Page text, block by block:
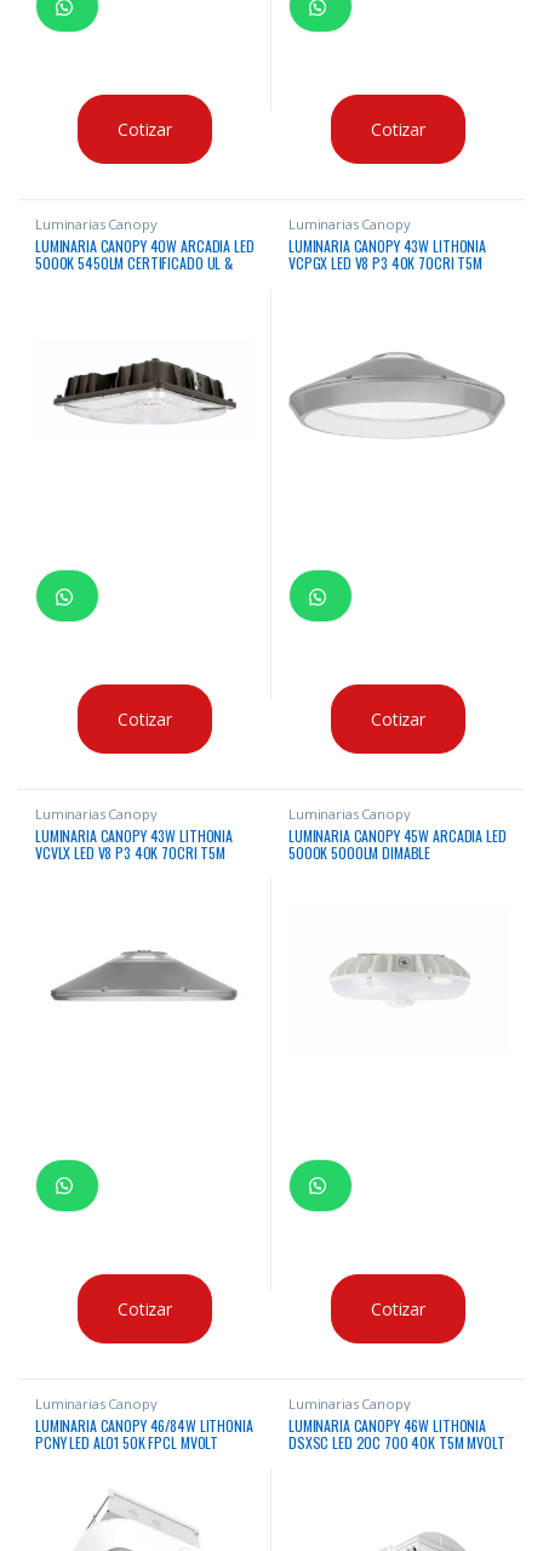
Cotizar Cotizar
Luminarias Canopy
LUMINARIA CANOPY 40W ARCADIA LED
5000K 5450LM CERTIFICADO UL &
Cotizar
Luminarias Canopy
LUMINARIA CANOPY 43W LITHONIA
VCPGX LED V8 P3 40K 70CRI T5M
Cotizar
Luminarias Canopy
LUMINARIA CANOPY 43W LITHONIA
VCVLX LED V8 P3 40K 70CRI T5M
Cotizar
Luminarias Canopy
LUMINARIA CANOPY 45W ARCADIA LED
5000K 5000LM DIMABLE
Cotizar
Luminarias Canopy
LUMINARIA CANOPY 46/84W LITHONIA
PCNY LED ALO1 50K FPCL MVOLT
CERTIFICACION UL & DLC
Luminarias Canopy
LUMINARIA CANOPY 46W LITHONIA
DSXSC LED 20C 700 40K T5M MVOLT